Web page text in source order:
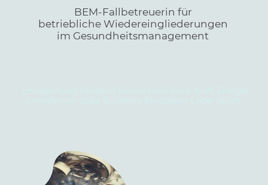
BEM-Fallbetreuerin für
betriebliche Wiedereingliederungen
im Gesundheitsmanagement